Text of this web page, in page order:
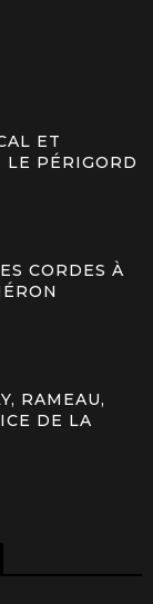
ET
LE PÉRIGORD
CORDES À
RAMEAU,
DE LA